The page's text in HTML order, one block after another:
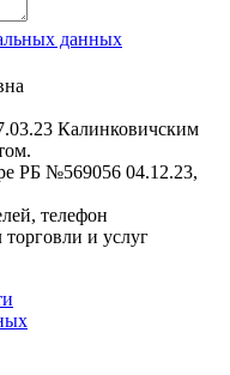
данных
Калинковичским
РБ №569056 04.12.23,
телефон
и услуг